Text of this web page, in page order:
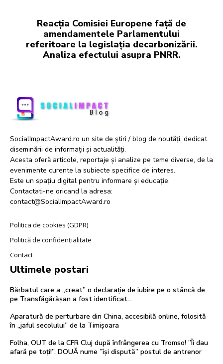
Reacția Comisiei Europene față de
amendamentele Parlamentului
referitoare la legislația decarbonizării.
Analiza efectului asupra PNRR.
SocialImpactAward.ro un site de știri / blog de noutăți, dedicat
diseminării de informații și actualități.
Acesta oferă articole, reportaje și analize pe teme diverse, de la
evenimente curente la subiecte specifice de interes.
Este un spațiu digital pentru informare și educație.
Contactati-ne oricand la adresa:
contact@SocialImpactAward.ro
Politica de cookies (GDPR)
Politică de confidențialitate
Contact
Ultimele postari
Bărbatul care a „creat” o declarație de iubire pe o stâncă de
pe Transfăgărășan a fost identificat…
Aparatură de perturbare din China, accesibilă online, folosită
în „jaful secolului” de la Timișoara
Folha, OUT de la CFR Cluj după înfrângerea cu Tromso! ”Îi dau
afară pe toți!”. DOUĂ nume ”își dispută” postul de antrenor